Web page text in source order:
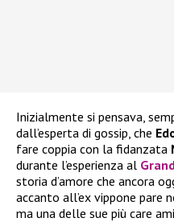
Inizialmente si pensava,
dall’esperta di gossip, che
fare coppia con la fidanzata
durante l’esperienza al
storia d’amore che ancora
accanto all’ex vippone pare
ma una delle sue più care